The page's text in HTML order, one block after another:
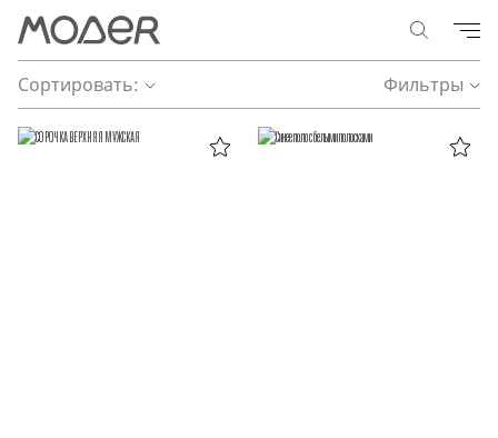
Сортировать: Фильтры